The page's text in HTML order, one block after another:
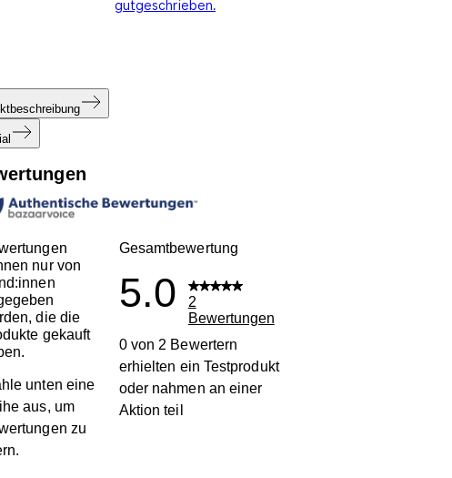
gutgeschrieben.
nur von
die die
gekauft
unten eine
aus, um
zu
Gesamtbewertung
5.0
2
Bewertungen
0 von 2 Bewertern
erhielten ein Testprodukt
oder nahmen an einer
Aktion teil